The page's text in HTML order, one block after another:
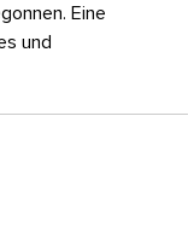
Eine
und